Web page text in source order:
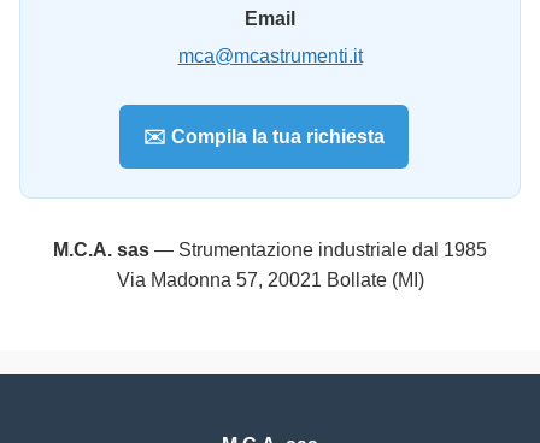
Email
mca@mcastrumenti.it
✉️ Compila la tua richiesta
M.C.A. sas — Strumentazione industriale dal 1985
Via Madonna 57, 20021 Bollate (MI)